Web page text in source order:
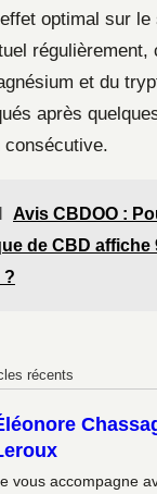
optimal sur le
régulièrement,
et du
après
consécutive.
Avis CBDOO :
de CBD affiche
?
récents
vous accompagne